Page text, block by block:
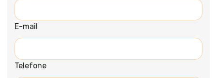
E-mail
Telefone